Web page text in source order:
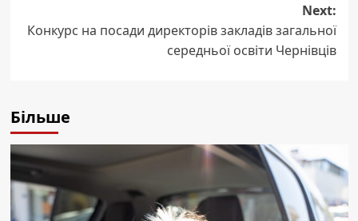
Next:
Конкурс на посади директорів закладів загальної
середньої освіти Чернівців
Більше